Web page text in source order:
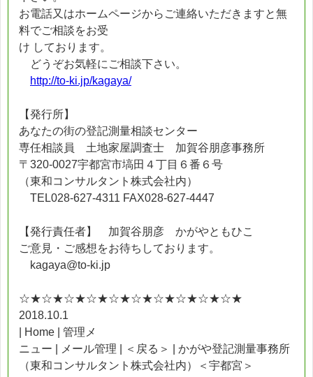
お電話又はホームページからご連絡いただきますと無
料でご相談をお受
け しております。
どうぞお気軽にご相談下さい。
http://to-ki.jp/kagaya/
【発行所】
あなたの街の登記測量相談センター
専任相談員 土地家屋調査士 加賀谷朋彦事務所
〒320-0027宇都宮市塙田４丁目６番６号
（東和コンサルタント株式会社内）
TEL028-627-4311 FAX028-627-4447
【発行責任者】 加賀谷朋彦 かがやともひこ
ご意見・ご感想をお待ちしております。
kagaya@to-ki.jp
☆★☆★☆★☆★☆★☆★☆★☆★☆★☆★
2018.10.1
| Home | 管理メ
ニュー | メール管理 | ＜戻る＞ | かがや登記測量事務所
（東和コンサルタント株式会社内）＜宇都宮＞